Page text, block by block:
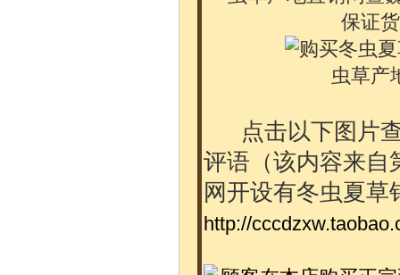
点击以下图片查
评语（该内容来
网开设有冬虫夏
http://